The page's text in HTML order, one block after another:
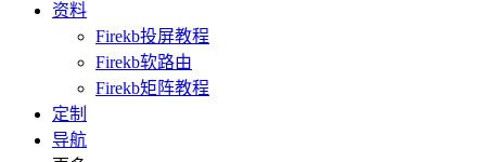
资料
Firekb投屏教程
Firekb软路由
Firekb矩阵教程
定制
导航